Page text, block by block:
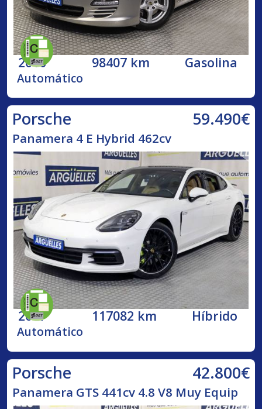
2010 98407 km Gasolina
Automático
Porsche 59.490€
Panamera 4 E Hybrid 462cv
2017 117082 km Híbrido
Automático
Porsche 42.800€
Panamera GTS 441cv 4.8 V8 Muy Equip